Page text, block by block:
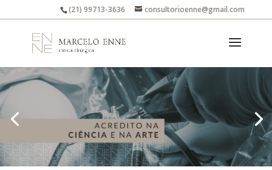
(21) 99713-3636 consultorioenne@gmail.com